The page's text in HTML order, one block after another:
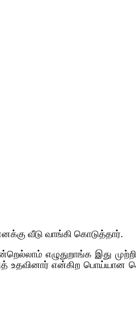
வீடு வாங்கி கொடுத்தார்.
எழுதுறாங்க
உதவினார் என்கிற